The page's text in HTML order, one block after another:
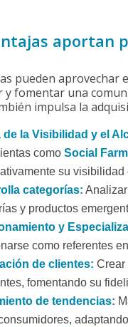
aportan
pueden aprovechar
y fomentar una
impulsa la
de la Visibilidad y el
como Social
su
categorías:
y productos
y
como referentes
de clientes: Crear
fomentando su
de tendencias: